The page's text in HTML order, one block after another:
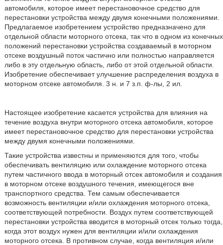
автомобиля, которое имеет перестановочное средство для
перестановки устройства между двумя конечными положениями.
Предлагаемое изобретением устройство предназначено для
отдельной области моторного отсека, так что в одном из конечных
положений перестановки устройства создаваемый в моторном
отсеке воздушный поток частично или полностью направляется
либо в эту отдельную область, либо от этой отдельной области.
Изобретение обеспечивает улучшение распределения воздуха в
моторном отсеке автомобиля. 3 н. и 7 з.п. ф-лы, 2 ил.
Настоящее изобретение касается устройства для влияния на
течение воздуха внутри моторного отсека автомобиля, которое
имеет перестановочное средство для перестановки устройства
между двумя конечными положениями.
Такие устройства известны и применяются для того, чтобы
обеспечивать вентиляцию или охлаждение моторного отсека
путем частичного ввода в моторный отсек автомобиля и создания
в моторном отсеке воздушного течения, имеющегося вне
транспортного средства. Тем самым обеспечивается
возможность вентиляции и/или охлаждения моторного отсека,
соответствующей потребности. Воздух путем соответствующей
перестановки устройства вводится в моторный отсек только тогда,
когда этот воздух нужен для вентиляции и/или охлаждения
моторного отсека. В противном случае, когда вентиляция и/или